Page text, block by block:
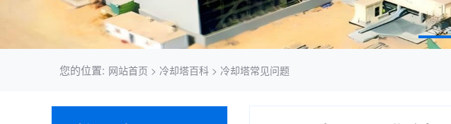
您的位置: 网站首页 > 冷却塔百科 > 冷却塔常见问题